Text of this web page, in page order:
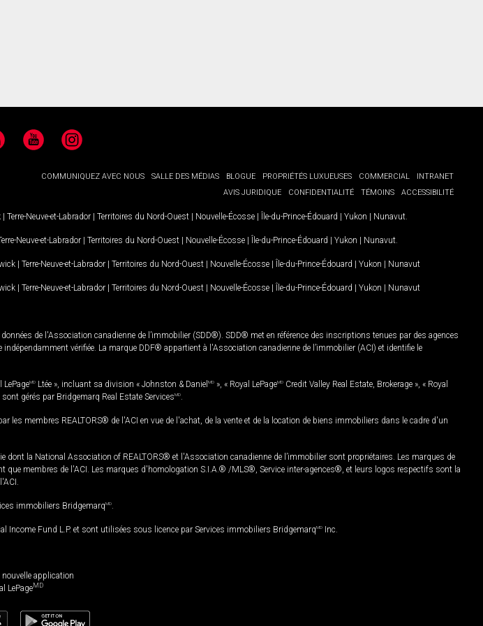
YouTubeInstagram
COMMUNIQUEZ AVEC NOUS SALLE DES MÉDIAS BLOGUE PROPRIÉTÉS LUXUEUSES COMMERCIAL
INTRANET
AVIS JURIDIQUE
CONFIDENTIALITÉ TÉMOINS ACCESSIBILITÉ
| Terre-Neuve-et-Labrador | Territoires du Nord-Ouest | Nouvelle-Écosse | Île-du-Prince-Édouard | Yukon | Nunavut
Neuve-et-Labrador | Territoires du Nord-Ouest | Nouvelle-Écosse | Île-du-Prince-Édouard | Yukon | Nunavut
| Terre-Neuve-et-Labrador | Territoires du Nord-Ouest | Nouvelle-Écosse | Île-du-Prince-Édouard | Yukon | Nunavut
| Terre-Neuve-et-Labrador | Territoires du Nord-Ouest | Nouvelle-Écosse | Île-du-Prince-Édouard | Yukon | Nunavut
de l'Association canadienne de l’immobilier (SDD®). SDD® met en référence des inscriptions tenues par des agences
vérifiée. La marque DDF® appartient à l'Association canadienne de l’immobilier (ACI) et identifie le
MD Ltée », incluant sa division « Johnston & Daniel MD », « Royal LePageMD Credit Valley Real Estate, Brokerage », « Royal
gérés par Bridgemarq Real Estate ServicesMD
membres REALTORS® de l'ACI en vue de l'achat, de la vente et de la location de biens immobiliers dans le cadre d'un
la National Association of REALTORS® et l'Association canadienne de l’immobilier sont propriétaires. Les marques de
membres de l'ACI. Les marques d'homologation S.I.A.® /MLS®, Service inter-agences®, et leurs logos respectifs sont la
immobiliers BridgemarqMD
Income Fund L.P. et sont utilisées sous licence par Services immobiliers BridgemarqMD Inc.
nouvelle application
LePageMD